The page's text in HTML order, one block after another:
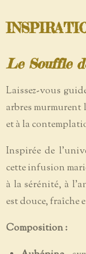
Le Souffle
Laissez-vous
arbres murmurent
et à la
Inspirée de
cette infusion
à la sérénité, à
est douce, fraîche
Composition :